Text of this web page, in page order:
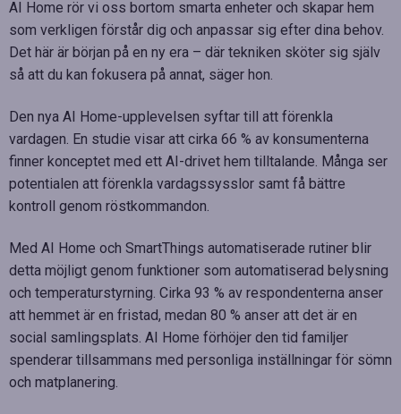
AI Home rör vi oss bortom smarta enheter och skapar hem
som verkligen förstår dig och anpassar sig efter dina behov.
Det här är början på en ny era – där tekniken sköter sig själv
så att du kan fokusera på annat, säger hon.
Den nya AI Home-upplevelsen syftar till att förenkla
vardagen. En studie visar att cirka 66 % av konsumenterna
finner konceptet med ett AI-drivet hem tilltalande. Många ser
potentialen att förenkla vardagssysslor samt få bättre
kontroll genom röstkommandon.
Med AI Home och SmartThings automatiserade rutiner blir
detta möjligt genom funktioner som automatiserad belysning
och temperaturstyrning. Cirka 93 % av respondenterna anser
att hemmet är en fristad, medan 80 % anser att det är en
social samlingsplats. AI Home förhöjer den tid familjer
spenderar tillsammans med personliga inställningar för sömn
och matplanering.